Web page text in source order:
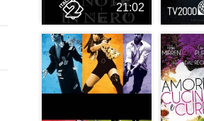
21:02